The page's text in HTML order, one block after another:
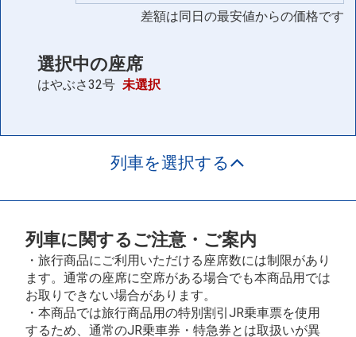
差額は同日の最安値からの価格です
選択中の座席
はやぶさ32号 未選択
列車を選択する
列車に関するご注意・ご案内
・旅行商品にご利用いただける座席数には制限があり
ます。通常の座席に空席がある場合でも本商品用では
お取りできない場合があります。
・本商品では旅行商品用の特別割引JR乗車票を使用
するため、通常のJR乗車券・特急券とは取扱いが異